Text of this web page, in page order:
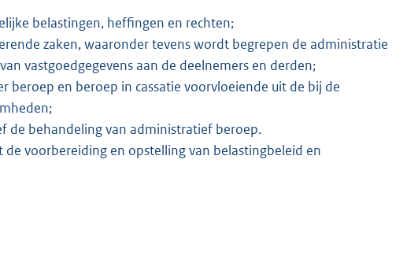
belastingen, heffingen en rechten;
zaken, waaronder tevens wordt begrepen de administratie
vastgoedgegevens aan de deelnemers en derden;
beroep en beroep in cassatie voorvloeiende uit de bij de
de behandeling van administratief beroep.
de voorbereiding en opstelling van belastingbeleid en